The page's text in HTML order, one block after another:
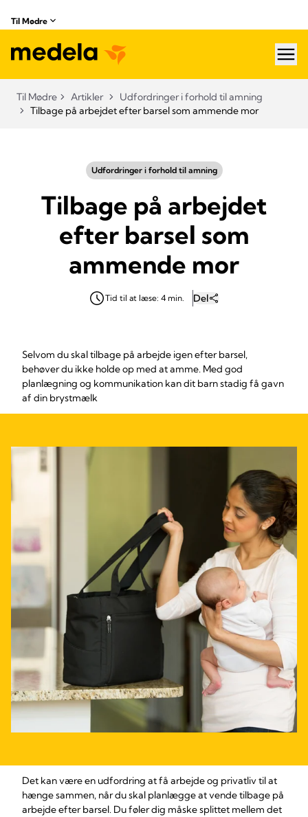
Til Mødre
Til Mødre Artikler
Udfordringer i forhold til amning
Tilbage på arbejdet efter barsel som ammende mor
Udfordringer i forhold til amning
Tilbage på arbejdet
efter barsel som
ammende mor
Tid til at læse: 4 min. Del
Selvom du skal tilbage på arbejde igen efter barsel,
behøver du ikke holde op med at amme. Med god
planlægning og kommunikation kan dit barn stadig få gavn
af din brystmælk
Det kan være en udfordring at få arbejde og privatliv til at
hænge sammen, når du skal planlægge at vende tilbage på
arbejde efter barsel. Du føler dig måske splittet mellem det